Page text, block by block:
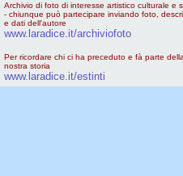
Archivio di foto di interesse artistico culturale e
- chiunque può partecipare inviando foto,
e dati dell'autore
www.laradice.it/archiviofoto
Per ricordare chi ci ha preceduto e fà parte della
nostra storia
www.laradice.it/estinti